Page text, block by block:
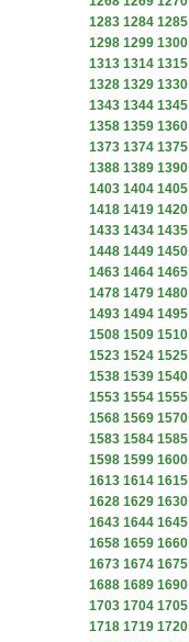
1283 1284 1285
1298 1299 1300
1313 1314 1315
1328 1329 1330
1343 1344 1345
1358 1359 1360
1373 1374 1375
1388 1389 1390
1403 1404 1405
1418 1419 1420
1433 1434 1435
1448 1449 1450
1463 1464 1465
1478 1479 1480
1493 1494 1495
1508 1509 1510
1523 1524 1525
1538 1539 1540
1553 1554 1555
1568 1569 1570
1583 1584 1585
1598 1599 1600
1613 1614 1615
1628 1629 1630
1643 1644 1645
1658 1659 1660
1673 1674 1675
1688 1689 1690
1703 1704 1705
1718 1719 1720